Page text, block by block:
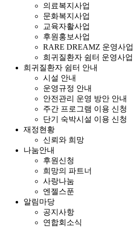
의료복지사업
문화복지사업
교육자활사업
후원홍보사업
RARE DREAMZ 운영사업
희귀질환자 쉼터 운영사업
희귀질환자 쉼터 안내
시설 안내
운영규정 안내
안전관리 운영 방안 안내
주간 프로그램 이용 신청
단기 숙박시설 이용 신청
재정현황
신뢰와 희망
나눔안내
후원신청
희망의 파트너
사랑나눔
엔젤스푼
알림마당
공지사항
연합회소식